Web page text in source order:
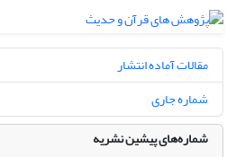
مقالات آماده انتشار
شماره جاری
شماره‌های پیشین نشریه